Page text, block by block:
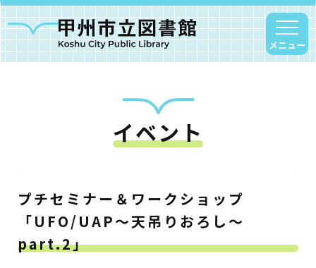
メニュー
イベント
プチセミナー＆ワークショップ
「UFO/UAP～天吊りおろし～
part.2」
甲州市図書館について
塩山図書館
大和図書館
甘草屋敷子ども図書館